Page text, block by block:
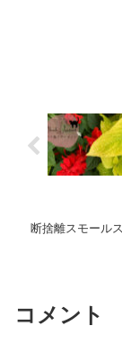
断捨離スモール
コメント